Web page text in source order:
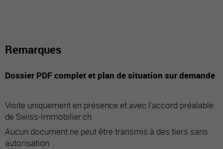
Remarques
Dossier PDF complet et plan de situation sur demande
Visite uniquement en présence et avec l'accord préalable
de Swiss-Immobilier.ch
Aucun document ne peut être transmis à des tiers sans
autorisation